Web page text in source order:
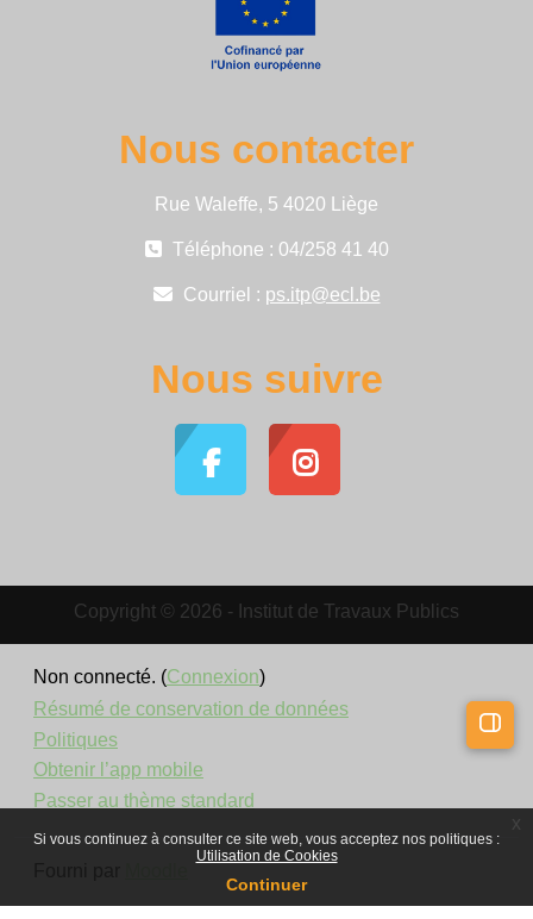
Si vous continuez à consulter ce site web, vous acceptez nos politiques :
Utilisation de Cookies
Continuer
x
Nous contacter
Rue Waleffe, 5 4020 Liège
Téléphone : 04/258 41 40
Courriel : ps.itp@ecl.be
Nous suivre
Copyright © 2026 - Institut de Travaux Publics
Non connecté. (Connexion)
Résumé de conservation de données
Politiques
Obtenir l’app mobile
Passer au thème standard